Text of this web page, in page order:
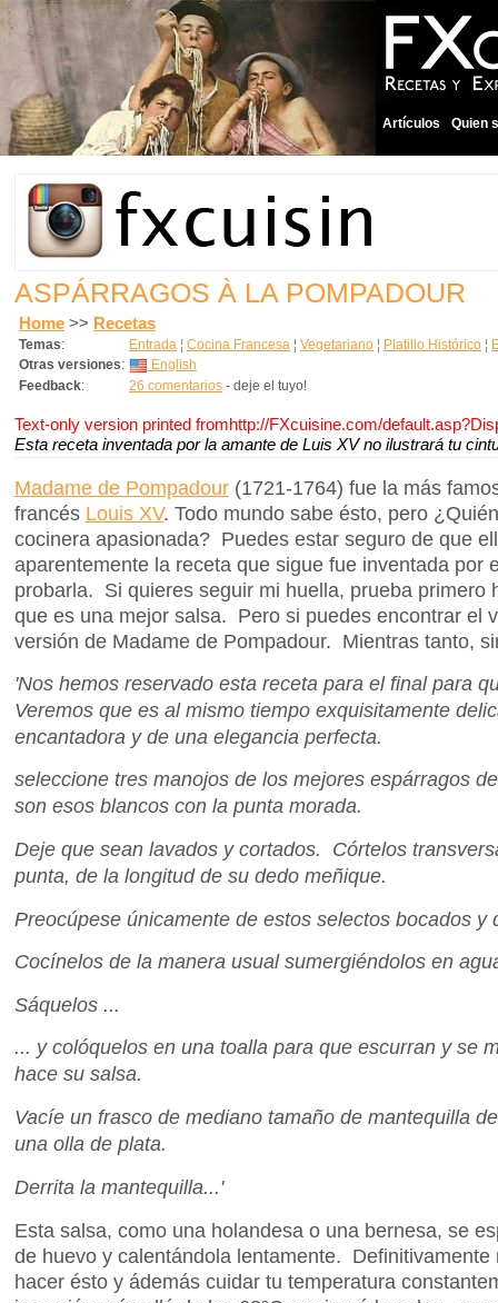
Artículos Quien
ASPÁRRAGOS À LA POMPADOUR
Home >> Recetas
Temas: Entrada ¦ Cocina Francesa ¦ Vegetariano ¦ Platillo Histórico ¦
Otras versiones:
English
Feedback: 26 comentarios - deje el tuyo!
Text-only version printed fromhttp://FXcuisine.com/
Esta receta inventada por la amante de Luis XV no ilustrará tu
Madame de Pompadour (1721-1764) fue la más
francés Louis XV. Todo mundo sabe ésto, pero
cocinera apasionada? Puedes estar seguro de que
aparentemente la receta que sigue fue inventada por
probarla. Si quieres seguir mi huella, prueba primero
que es una mejor salsa. Pero si puedes encontrar el
versión de Madame de Pompadour. Mientras tanto,
'Nos hemos reservado esta receta para el final para
Veremos que es al mismo tiempo exquisitamente
encantadora y de una elegancia perfecta.
seleccione tres manojos de los mejores espárragos
son esos blancos con la punta morada.
Deje que sean lavados y cortados. Córtelos
punta, de la longitud de su dedo meñique.
Preocúpese únicamente de estos selectos bocados y
Cocínelos de la manera usual sumergiéndolos en
Sáquelos ...
... y colóquelos en una toalla para que escurran y se
hace su salsa.
Vacíe un frasco de mediano tamaño de mantequilla
una olla de plata.
Derrita la mantequilla...'
Esta salsa, como una holandesa o una bernesa, se
de huevo y calentándola lentamente.
hacer ésto y ádemás cuidar tu temperatura